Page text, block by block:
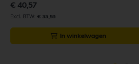
€ 40,57
€ 33,53
In winkelwagen